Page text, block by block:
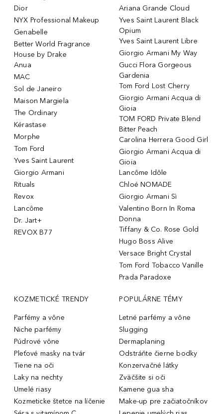
Dior
NYX Professional Makeup
Genabelle
Better World Fragrance
House by Drake
Anua
MAC
Sol de Janeiro
Maison Margiela
The Ordinary
Kérastase
Morphe
Tom Ford
Yves Saint Laurent
Giorgio Armani
Rituals
Revox
Lancôme
Dr. Jart+
REVOX B77
Ariana Grande Cloud
Yves Saint Laurent Black
Opium
Yves Saint Laurent Libre
Giorgio Armani My Way
Gucci Flora Gorgeous
Gardenia
Tom Ford Lost Cherry
Giorgio Armani Acqua di
Gioia
TOM FORD Private Blend
Bitter Peach
Carolina Herrera Good Girl
Giorgio Armani Acqua di
Gioia
Lancôme Idôle
Chloé NOMADE
Giorgio Armani Sì
Valentino Born In Roma
Donna
Tiffany & Co. Rose Gold
Hugo Boss Alive
Versace Bright Crystal
Tom Ford Tobacco Vanille
Prada Paradoxe
KOZMETICKÉ TRENDY
Parfémy a vône
Niche parfémy
Púdrové vône
Pleťové masky na tvár
Tiene na oči
Laky na nechty
Umelé riasy
Kozmeticke štetce na líčenie
POPULÁRNE TÉMY
Letné parfémy a vône
Slugging
Dermaplaning
Odstráňte čierne bodky
Konzervačné látky
Zväčšite si oči
Kamene gua sha
Make-up pre začiatočníkov